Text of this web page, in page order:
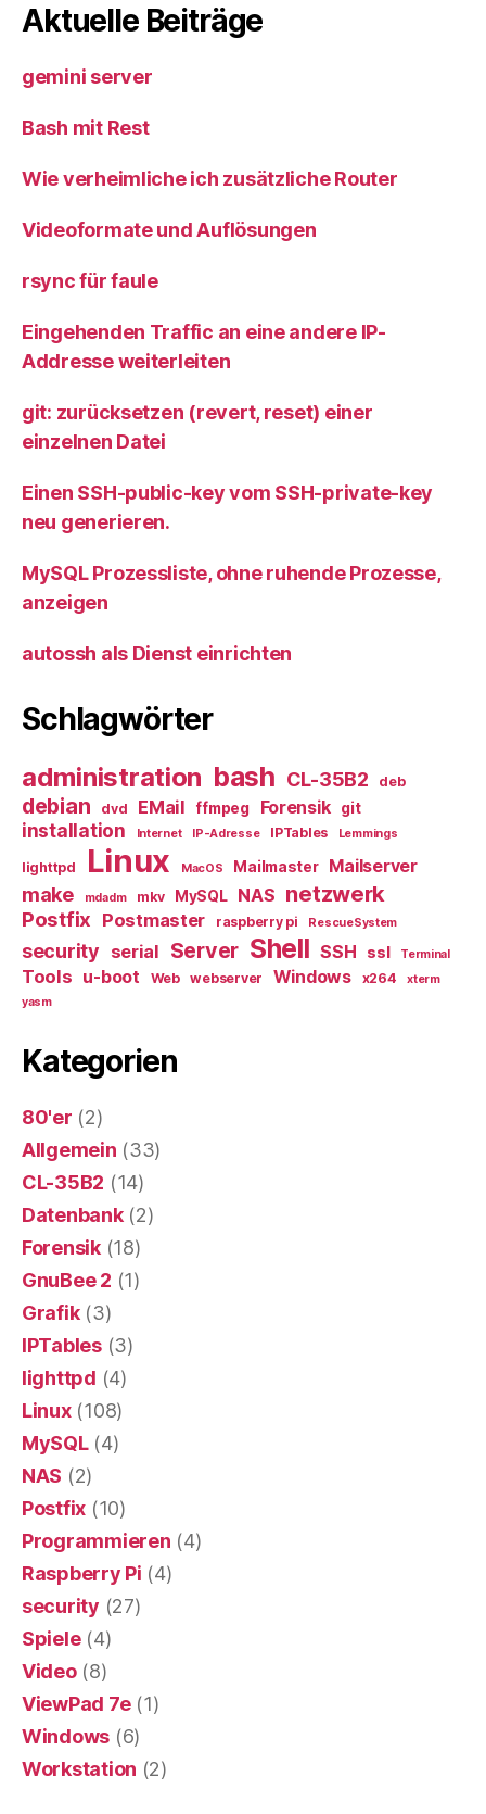
Aktuelle Beiträge
gemini server
Bash mit Rest
Wie verheimliche ich zusätzliche Router
Videoformate und Auflösungen
rsync für faule
Eingehenden Traffic an eine andere IP-
Addresse weiterleiten
git: zurücksetzen (revert, reset) einer
einzelnen Datei
Einen SSH-public-key vom SSH-private-key
neu generieren.
MySQL Prozessliste, ohne ruhende Prozesse,
anzeigen
autossh als Dienst einrichten
Schlagwörter
administration bash CL-35B2 deb
debian dvd EMail ffmpeg Forensik git
installation Internet IP-Adresse IPTables Lemmings
lighttpd Linux MacOS Mailmaster Mailserver
make mdadm mkv MySQL NAS netzwerk
Postfix Postmaster raspberry pi RescueSystem
security serial Server Shell SSH ssl Terminal
Tools u-boot Web webserver Windows x264
xterm
yasm
Kategorien
80'er (2)
Allgemein (33)
CL-35B2 (14)
Datenbank(2)
Forensik(18)
GnuBee 2 (1)
Grafik(3)
IPTables(3)
lighttpd (4)
Linux(108)
MySQL(4)
NAS (2)
Postfix (10)
Programmieren (4)
Raspberry Pi (4)
security (27)
Spiele(4)
Video(8)
ViewPad 7e(1)
Windows (6)
Workstation (2)